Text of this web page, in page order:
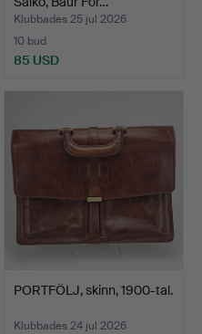
Klubbades 25 jul 2026
10 bud
85 USD
PORTFÖLJ, skinn, 1900-tal.
Klubbades 24 jul 2026